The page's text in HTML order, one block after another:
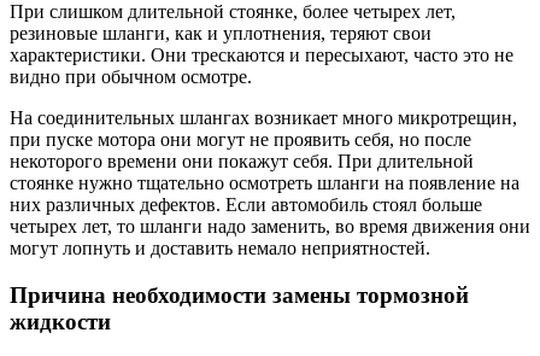
При слишком длительной стоянке, более четырех лет,
резиновые шланги, как и уплотнения, теряют свои
характеристики. Они трескаются и пересыхают, часто это не
видно при обычном осмотре.
На соединительных шлангах возникает много микротрещин,
при пуске мотора они могут не проявить себя, но после
некоторого времени они покажут себя. При длительной
стоянке нужно тщательно осмотреть шланги на появление на
них различных дефектов. Если автомобиль стоял больше
четырех лет, то шланги надо заменить, во время движения они
могут лопнуть и доставить немало неприятностей.
Причина необходимости замены тормозной
жидкости